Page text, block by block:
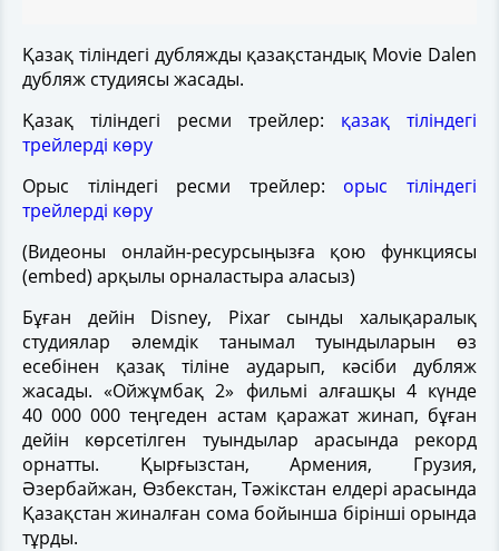
Қазақ тіліндегі дубляжды қазақстандық Movie Dalen
дубляж студиясы жасады.
Қазақ тіліндегі ресми трейлер: қазақ тіліндегі
трейлерді көру
Орыс тіліндегі ресми трейлер: орыс тіліндегі
трейлерді көру
(Видеоны онлайн-ресурсыңызға қою функциясы
(embed) арқылы орналастыра аласыз)
Бұған дейін Disney, Pixar сынды халықаралық
студиялар әлемдік танымал туындыларын өз
есебінен қазақ тіліне аударып, кәсіби дубляж
жасады. «Ойжұмбақ 2» фильмі алғашқы 4 күнде
40 000 000 теңгеден астам қаражат жинап, бұған
дейін көрсетілген туындылар арасында рекорд
орнатты. Қырғызстан, Армения, Грузия,
Әзербайжан, Өзбекстан, Тәжікстан елдері арасында
Қазақстан жиналған сома бойынша бірінші орында
тұрды.